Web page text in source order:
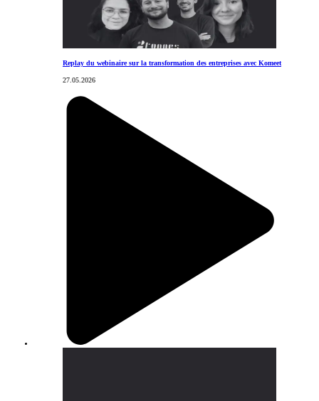
Replay du webinaire sur la transformation des entreprises avec Komeet
27.05.2026